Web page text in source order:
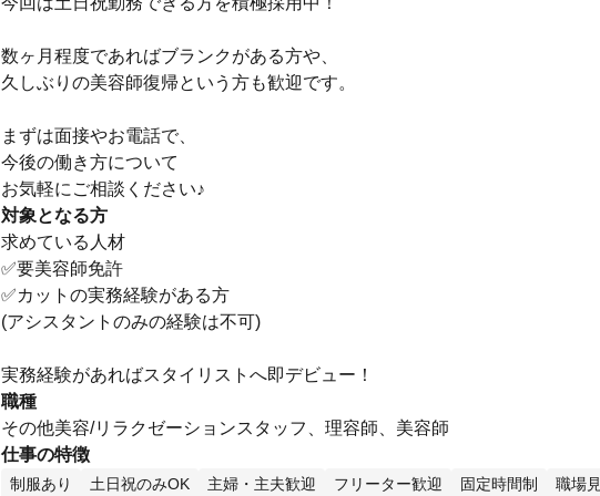
数ヶ月程度であればブランクがある方や、
久しぶりの美容師復帰という方も歓迎です。
まずは面接やお電話で、
今後の働き方について
お気軽にご相談ください♪
対象となる方
求めている人材
✅要美容師免許
✅カットの実務経験がある方
(アシスタントのみの経験は不可)
実務経験があればスタイリストへ即デビュー！
職種
その他美容/リラクゼーションスタッフ、理容師、美容師
仕事の特徴
制服あり 土日祝のみOK 主婦・主夫歓迎 フリーター歓迎 固定時間制 職場